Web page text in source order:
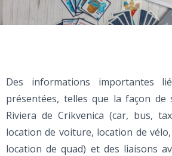
Des informations importantes
présentées, telles que la façon de
Riviera de Crikvenica (car, bus,
location de voiture, location de
location de quad) et des liaisons